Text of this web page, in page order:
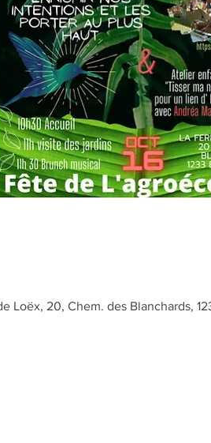
Loëx, 20, Chem. des Blanchards,